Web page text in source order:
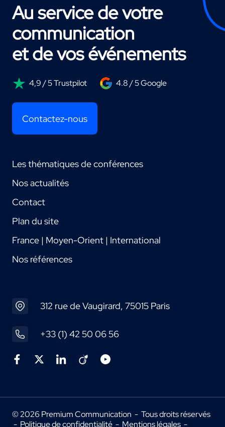
Au service de votre
communication
et de vos événements
4,9 / 5 Trustpilot 4.8 / 5 Google
Contactez-nous
Les thématiques de conférences
Nos actualités
Contact
Plan du site
France | Moyen-Orient | International
Nos références
312 rue de Vaugirard, 75015 Paris
+33 (1) 42 50 06 56
© 2026 Premium Communication - Tous droits réservés
- Politique de confidentialité - Mentions légales -